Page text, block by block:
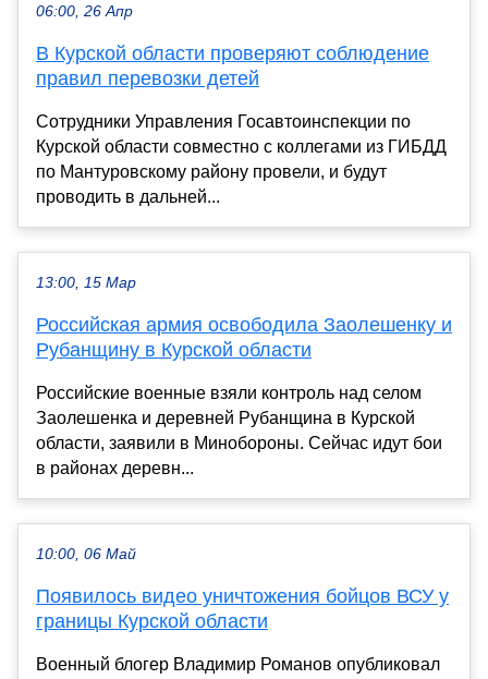
06:00, 26 Апр
В Курской области проверяют соблюдение
правил перевозки детей
Сотрудники Управления Госавтоинспекции по
Курской области совместно с коллегами из ГИБДД
по Мантуровскому району провели, и будут
проводить в дальней...
13:00, 15 Мар
Российская армия освободила Заолешенку и
Рубанщину в Курской области
Российские военные взяли контроль над селом
Заолешенка и деревней Рубанщина в Курской
области, заявили в Минобороны. Сейчас идут бои
в районах деревн...
10:00, 06 Май
Появилось видео уничтожения бойцов ВСУ у
границы Курской области
Военный блогер Владимир Романов опубликовал